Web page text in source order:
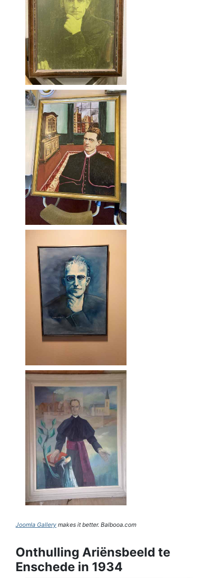
Joomla Gallery makes it better. Balbooa.com
Onthulling Ariënsbeeld te
Enschede in 1934